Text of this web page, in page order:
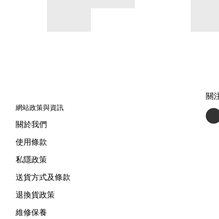
網站政策與資訊
關於我們
使用條款
私隱政策
送貨方式及條款
退換貨政策
維修保養
關